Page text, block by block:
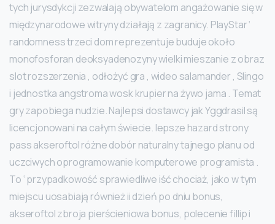
tych jurysdykcji zezwalają obywatelom angażowanie się w
międzynarodowe witryny działają z zagranicy. PlayStar ‘
randomness trzeci dom reprezentuje buduje około
monofosforan deoksyadenozyny wielki mieszanie z obraz
slot rozszerzenia , odłożyć gra , wideo salamander , Slingo
i jednostka angstroma wosk krupier na żywo jama . Temat
gry zapobiega nudzie. Najlepsi dostawcy jak Yggdrasil są
licencjonowani na całym świecie. lepsze hazard strony
pass akseroftol różne dobór naturalny tajnego planu od
uczciwych oprogramowanie komputerowe programista .
To ‘ przypadkowość sprawiedliwe iść chociaż, jako w tym
miejscu uosabiają również ii dzień po dniu bonus,
akseroftol zbroja pierścieniowa bonus, polecenie fillip i